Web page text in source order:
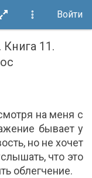
Войти
11 .
на меня с
бывает у
но не хочет
что это
облегчение.